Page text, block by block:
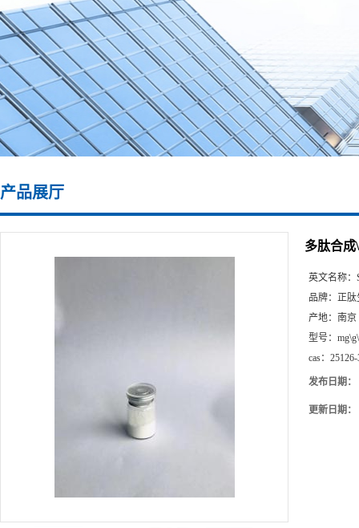
产品展厅
多肽合成
英文名称：
品牌： 正肽
产地： 南京
型号：
cas：
发布日期：
更新日期：